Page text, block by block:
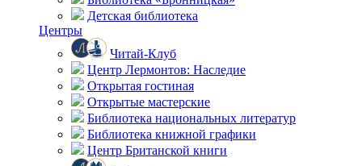
Детская библиотека
Центры
Читай-Клуб
Центр Лермонтов: Наследие
Открытая гостиная
Открытые мастерские
Библиотека национальных литератур
Библиотека книжной графики
Центр Британской книги